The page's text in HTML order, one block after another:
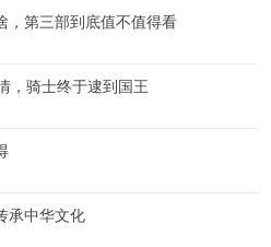
，第三部到底值不值得看
，骑士终于逮到国王
承中华文化